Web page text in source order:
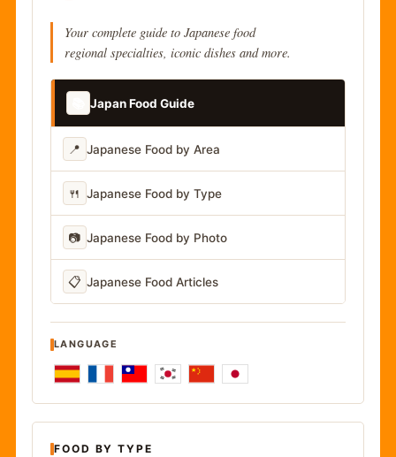
Your complete guide to Japanese food
regional specialties, iconic dishes and more.
Japan Food Guide
📍 Japanese Food by Area
🍴 Japanese Food by Type
📷 Japanese Food by Photo
📋 Japanese Food Articles
LANGUAGE
FOOD BY TYPE